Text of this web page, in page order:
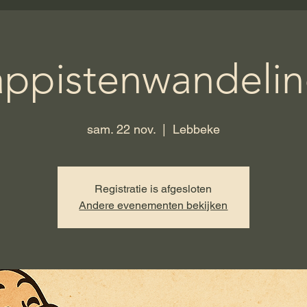
sam. 22 nov.
  |
Lebbeke
Registratie is afgesloten
Andere evenementen bekijken